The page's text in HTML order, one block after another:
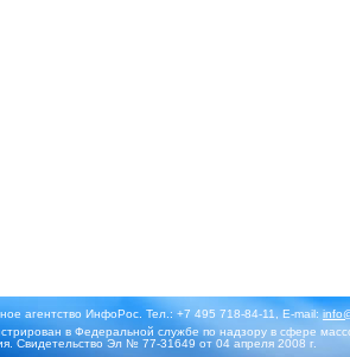
агентство ИнфоРос. Тел.: +7 495 718-84-11, E-mail:
в Федеральной службе по надзору в сфере
Свидетельство Эл № 77-31649 от 04 апреля 2008 г.